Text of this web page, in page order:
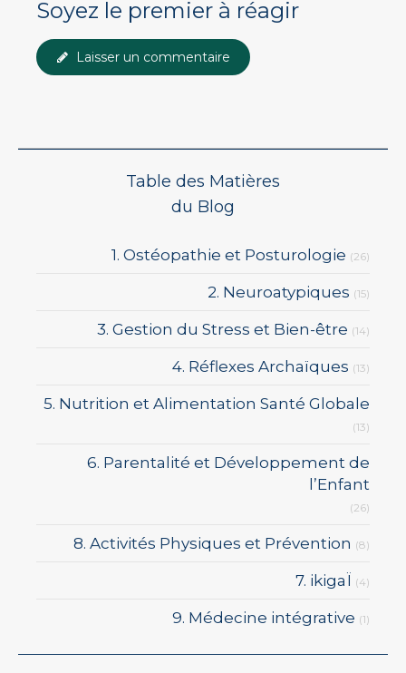
Soyez le premier à réagir
Laisser un commentaire
Table des Matières
du Blog
1. Ostéopathie et Posturologie (26)
2. Neuroatypiques (15)
3. Gestion du Stress et Bien-être (14)
4. Réflexes Archaïques (13)
5. Nutrition et Alimentation Santé Globale
(13)
6. Parentalité et Développement de
l’Enfant
(26)
8. Activités Physiques et Prévention (8)
7. ikigaÏ (4)
9. Médecine intégrative (1)